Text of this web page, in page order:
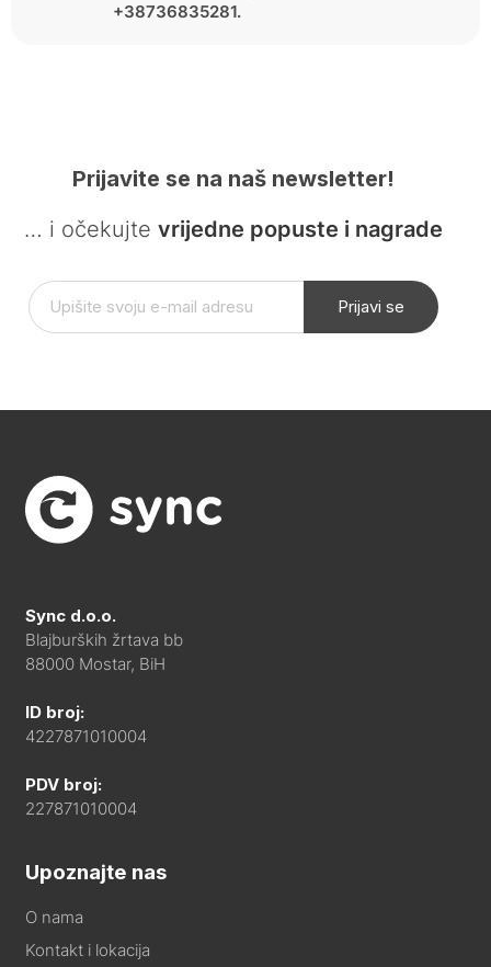
+38736835281.
Prijavite se na naš newsletter!
… i očekujte vrijedne popuste i nagrade
Prijavi se
Sync d.o.o.
Blajburških žrtava bb
88000 Mostar, BiH
ID broj:
4227871010004
PDV broj:
227871010004
Upoznajte nas
O nama
Kontakt i lokacija